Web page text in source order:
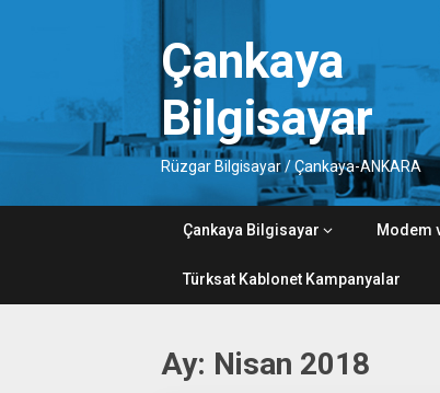
Çankaya
Bilgisayar
Rüzgar Bilgisayar / Çankaya-ANKARA
Çankaya Bilgisayar Modem
Türksat Kablonet Kampanyalar
Ay: Nisan 2018